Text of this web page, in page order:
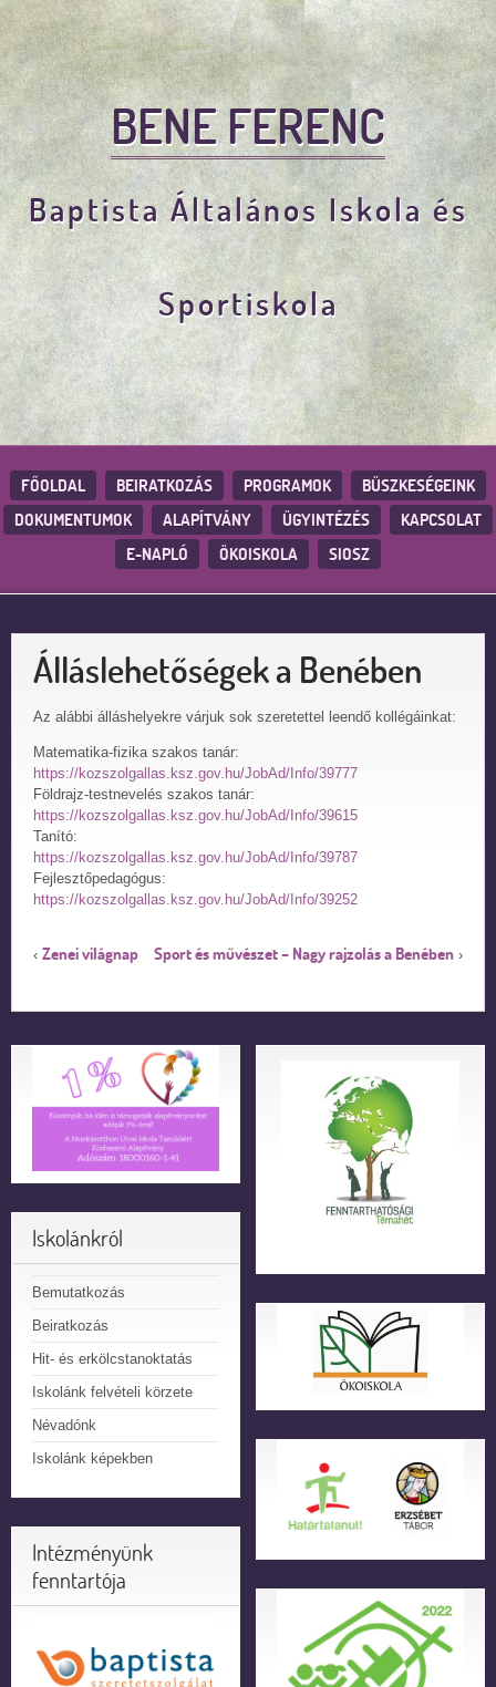
BENE FERENC
Baptista Általános Iskola és
Sportiskola
FŐOLDAL BEIRATKOZÁS PROGRAMOK
BÜSZKESÉGEINK
DOKUMENTUMOK
ALAPÍTVÁNY ÜGYINTÉZÉS
KAPCSOLAT
E-NAPLÓ
ÖKOISKOLA SIOSZ
Álláslehetőségek a Benében
Az alábbi álláshelyekre várjuk sok szeretettel leendő kollégáinkat:
Matematika-fizika szakos tanár:
https://kozszolgallas.ksz.gov.hu/JobAd/Info/39777
Földrajz-testnevelés szakos tanár:
https://kozszolgallas.ksz.gov.hu/JobAd/Info/39615
Tanító:
https://kozszolgallas.ksz.gov.hu/JobAd/Info/39787
Fejlesztőpedagógus:
https://kozszolgallas.ksz.gov.hu/JobAd/Info/39252
‹ Zenei világnap Sport és művészet – Nagy rajzolás a Benében ›
Iskolánkról
Bemutatkozás
Beiratkozás
Hit- és erkölcstanoktatás
Iskolánk felvételi körzete
Névadónk
Iskolánk képekben
Intézményünk
fenntartója